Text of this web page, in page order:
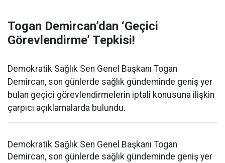
Togan Demircan’dan ‘Geçici
Görevlendirme’ Tepkisi!
Demokratik Sağlık Sen Genel Başkanı Togan
Demircan, son günlerde sağlık gündeminde geniş yer
bulan geçici görevlendirmelerin iptali konusuna ilişkin
çarpıcı açıklamalarda bulundu.
Demokratik Sağlık Sen Genel Başkanı Togan
Demircan, son günlerde sağlık gündeminde geniş yer